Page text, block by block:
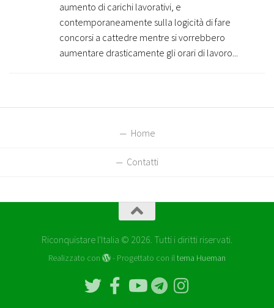
aumento di carichi lavorativi, e
contemporaneamente sulla logicità di fare
concorsi a cattedre mentre si vorrebbero
aumentare drasticamente gli orari di lavoro...
Home
Contatti
Riconquistare l'Italia © 2026. Tutti i diritti riservati.
Realizzato con - Progettato con iltema Hueman